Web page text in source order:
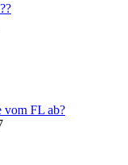
vom FL ab?